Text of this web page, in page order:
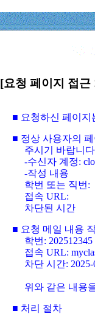
[요청 페이지 접근
■ 요청하신 페이지
■ 정상 사용자의
주시기 바랍니
-수신자 계정:
-작성 내용
학번 또는 직번:
접속 URL:
차단된 시간
■ 요청 메일 내용
학번: 202512345
접속 URL:
차단 시간: 2025-
위와 같은 내용
■ 처리 절차